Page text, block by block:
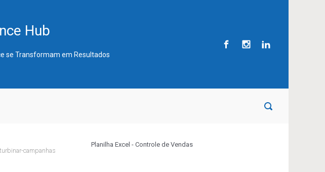
Hub
se Transformam em Resultados
campanhas
Planilha Excel - Controle de Vendas